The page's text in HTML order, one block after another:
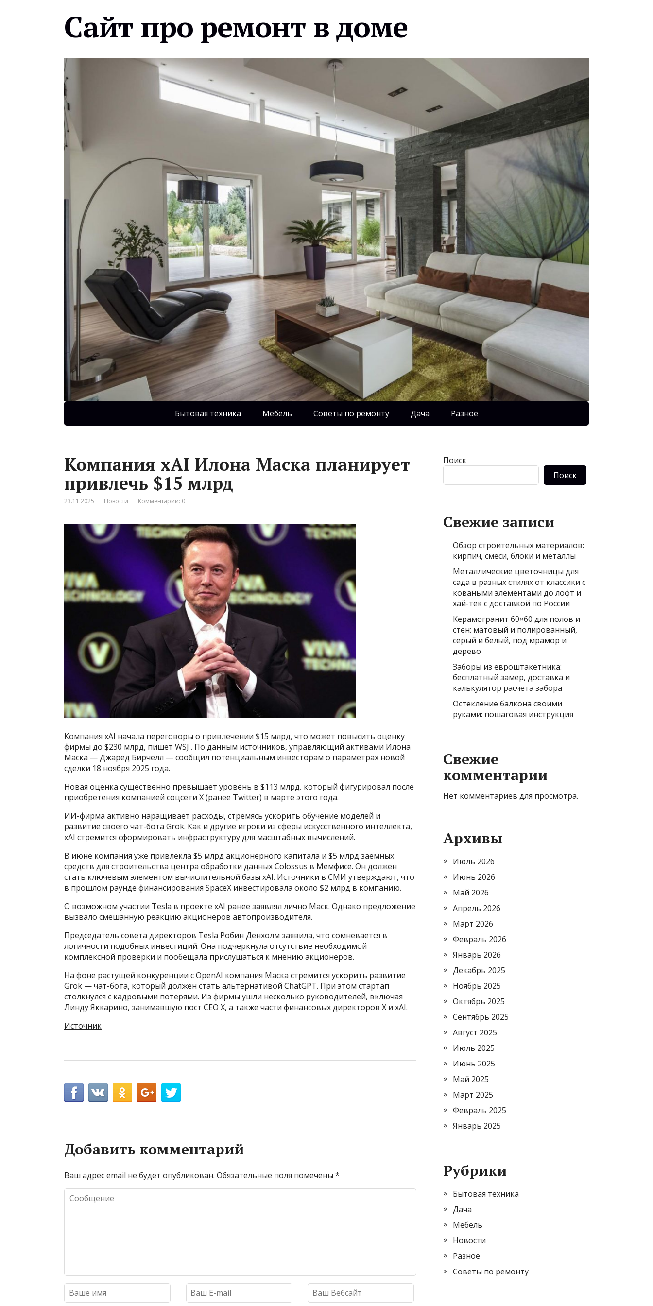
Сайт про ремонт в доме
Бытовая техника Мебель Советы по ремонту Дача Разное
Компания xAI Илона Маска планирует
привлечь $15 млрд
23.11.2025 Новости Комментарии: 0
Компания xAI начала переговоры о привлечении $15 млрд, что может повысить оценку
фирмы до $230 млрд, пишет WSJ . По данным источников, управляющий активами Илона
Маска — Джаред Бирчелл — сообщил потенциальным инвесторам о параметрах новой
сделки 18 ноября 2025 года.
Новая оценка существенно превышает уровень в $113 млрд, который фигурировал после
приобретения компанией соцсети X (ранее Twitter) в марте этого года.
ИИ-фирма активно наращивает расходы, стремясь ускорить обучение моделей и
развитие своего чат-бота Grok. Как и другие игроки из сферы искусственного интеллекта,
xAI стремится сформировать инфраструктуру для масштабных вычислений.
В июне компания уже привлекла $5 млрд акционерного капитала и $5 млрд заемных
средств для строительства центра обработки данных Colossus в Мемфисе. Он должен
стать ключевым элементом вычислительной базы xAI. Источники в СМИ утверждают, что
в прошлом раунде финансирования SpaceX инвестировала около $2 млрд в компанию.
О возможном участии Tesla в проекте xAI ранее заявлял лично Маск. Однако предложение
вызвало смешанную реакцию акционеров автопроизводителя.
Председатель совета директоров Tesla Робин Денхолм заявила, что сомневается в
логичности подобных инвестиций. Она подчеркнула отсутствие необходимой
комплексной проверки и пообещала прислушаться к мнению акционеров.
На фоне растущей конкуренции с OpenAI компания Маска стремится ускорить развитие
Grok — чат-бота, который должен стать альтернативой ChatGPT. При этом стартап
столкнулся с кадровыми потерями. Из фирмы ушли несколько руководителей, включая
Линду Яккарино, занимавшую пост CEO X, а также части финансовых директоров X и xAI.
Источник
Добавить комментарий
Ваш адрес email не будет опубликован. Обязательные поля помечены *
Поиск
Поиск
Свежие записи
Обзор строительных материалов:
кирпич, смеси, блоки и металлы
Металлические цветочницы для
сада в разных стилях от классики с
коваными элементами до лофт и
хай-тек с доставкой по России
Керамогранит 60×60 для полов и
стен: матовый и полированный,
серый и белый, под мрамор и
дерево
Заборы из евроштакетника:
бесплатный замер, доставка и
калькулятор расчета забора
Остекление балкона своими
руками: пошаговая инструкция
Свежие
комментарии
Нет комментариев для просмотра.
Архивы
Июль 2026
Июнь 2026
Май 2026
Апрель 2026
Март 2026
Февраль 2026
Январь 2026
Декабрь 2025
Ноябрь 2025
Октябрь 2025
Сентябрь 2025
Август 2025
Июль 2025
Июнь 2025
Май 2025
Март 2025
Февраль 2025
Январь 2025
Рубрики
Бытовая техника
Дача
Мебель
Новости
Разное
Советы по ремонту